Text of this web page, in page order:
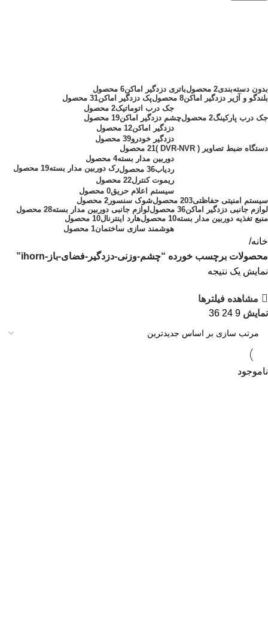
بدون دسته‌بندی2 محصول باتری دزدگیر اماکن6 محصول
بلندگو و آژیر دزدگیر اماکن8 محصول پک دزدگیر اماکن31 محصول
جک درب اتوماتیک2 محصول
جک درب پارکینگ2 محصول چشم دزدگیر اماکن19 محصول
دزدگیر اماکن12 محصول
دزدگیر خودرو39 محصول
دستگاه ضبط تصاویر ( DVR-NVR )
21 محصول
دوربین مدار بسته4 محصول
ردیاب36 محصول رک دوربین مدار بسته19 محصول
ریموت کنترل22 محصول
سیستم اعلام حریق0 محصول
سیستم امنیتی حفاظتی203 محصول شوک سنسور 2 محصول
لوازم جانبی دزدگیر اماکن36 محصول لوازم جانبی دوربین مدار بسته28 محصول
منبع تغذیه دوربین مدار بسته10 محصول هارد اینترنال10 محصول
هوشمند سازی ساختمان1 محصول
خانه
محصولات برچسب خورده “چشم-وزنی-دزدگیر-فضای-باز-ihorn”
نمایش یک نتیجه
مشاهده فیلترها
نمایش 9
24
36
ناموجود